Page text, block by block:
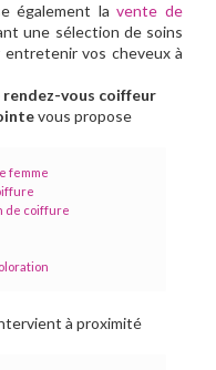
également lavente de
une sélection de soins
vos cheveux à
rendez-vous coiffeur
vous propose
femme
de coiffure
à proximité